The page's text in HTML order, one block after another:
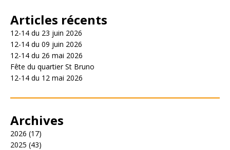
Articles récents
12-14 du 23 juin 2026
12-14 du 09 juin 2026
12-14 du 26 mai 2026
Fête du quartier St Bruno
12-14 du 12 mai 2026
Archives
2026 (17)
2025 (43)